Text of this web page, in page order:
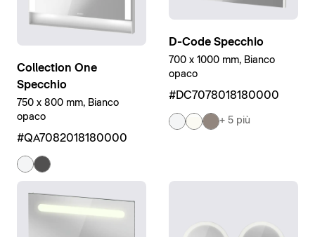
Collection One
Specchio
750 x 800 mm, Bianco
opaco
#QA7082018180000
D-Code Specchio
700 x 1000 mm, Bianco
opaco
#DC7078018180000
+ 5 più